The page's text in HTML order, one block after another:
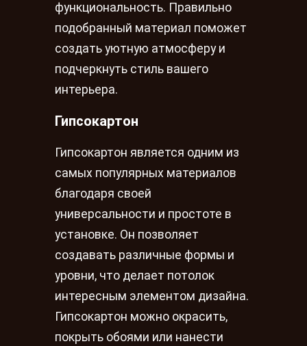
функциональность. Правильно
подобранный материал поможет
создать уютную атмосферу и
подчеркнуть стиль вашего
интерьера.
Гипсокартон
Гипсокартон является одним из
самых популярных материалов
благодаря своей
универсальности и простоте в
установке. Он позволяет
создавать различные формы и
уровни, что делает потолок
интересным элементом дизайна.
Гипсокартон можно окрасить,
покрыть обоями или нанести